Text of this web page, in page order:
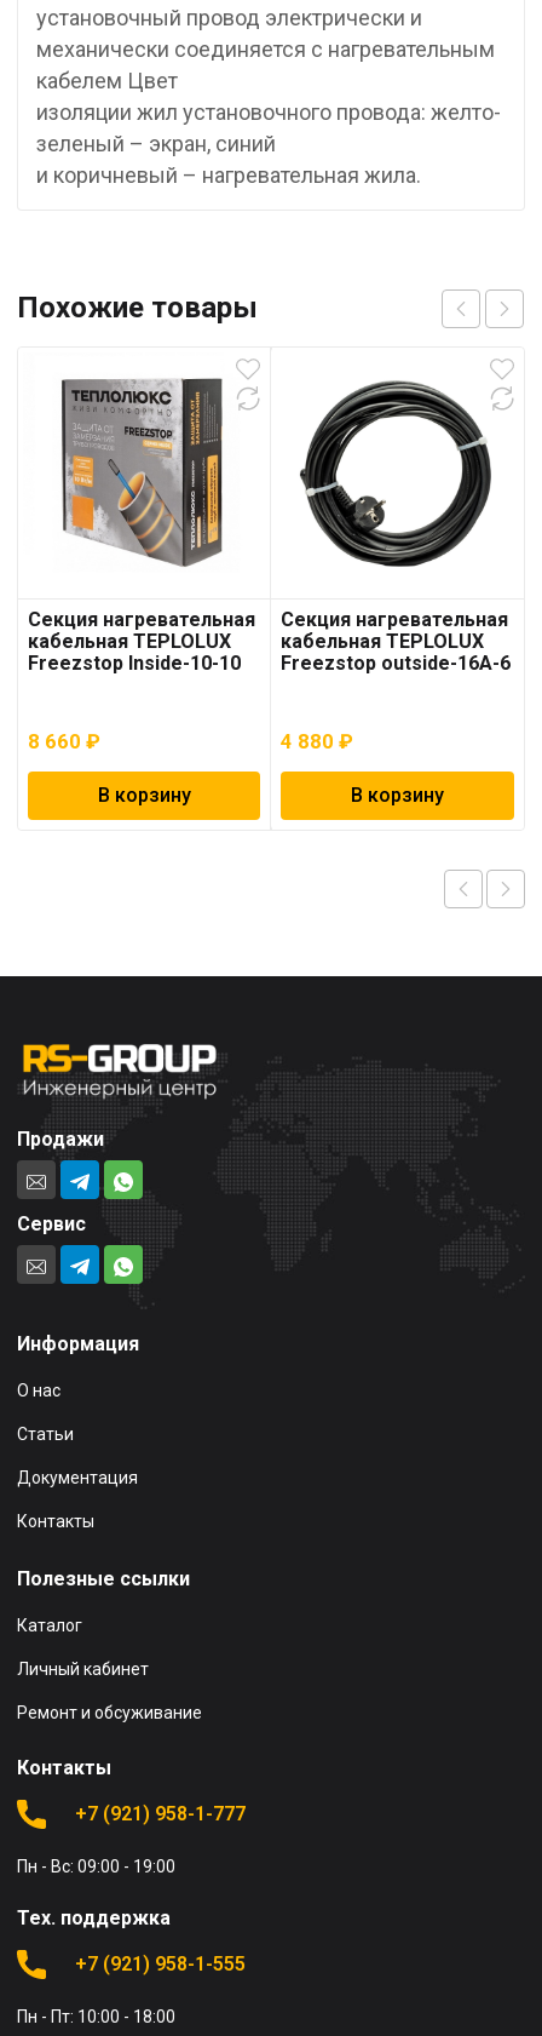
установочный провод электрически и
механически соединяется с нагревательным
кабелем Цвет
изоляции жил установочного провода: желто-
зеленый – экран, синий
и коричневый – нагревательная жила.
Похожие товары
Секция нагревательная
кабельная TEPLOLUX
Freezstop Inside-10-10
8 660 ₽
В корзину
Секция нагревательная
кабельная TEPLOLUX
Freezstop outside-16A-6
4 880₽
В корзину
Продажи
Сервис
Информация
О нас
Статьи
Документация
Контакты
Полезные ссылки
Каталог
Личный кабинет
Ремонт и обсуживание
Контакты
+7 (921) 958-1-777
Пн - Вс: 09:00 - 19:00
Тех. поддержка
+7 (921) 958-1-555
Пн - Пт: 10:00 - 18:00